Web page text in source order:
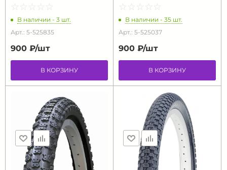
☆ ☆ ☆ ☆ ☆
★ ★ ★ ★ ★
В наличии - 3 шт.
Арт.: 5-525835
900 ₽/шт
В КОРЗИНУ
☆ ☆ ☆ ☆ ☆
★ ★ ★ ★ ★
В наличии - 35 шт.
Арт.: 5-525037
900 ₽/шт
В КОРЗИНУ